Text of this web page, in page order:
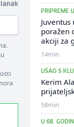
PRIPREME
poražen
akciji za
14min
UŠAO S
Kerim
58min
U 68. GODINI